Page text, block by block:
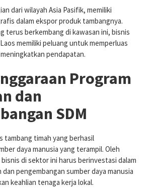
dari wilayah Asia Pasifik, memiliki
dalam ekspor produk tambangnya.
terus berkembang di kawasan ini, bisnis
memiliki peluang untuk memperluas
pendapatan.
Program
dan
SDM
tambang timah yang berhasil
daya manusia yang terampil. Oleh
di sektor ini harus berinvestasi dalam
pengembangan sumber daya manusia
keahlian tenaga kerja lokal.